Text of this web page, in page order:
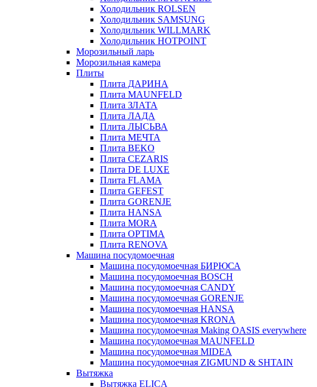
Холодильник ROLSEN
Холодильник SAMSUNG
Холодильник WILLMARK
Холодильник HOTPOINT
Морозильный ларь
Морозильная камера
Плиты
Плита ДАРИНА
Плита MAUNFELD
Плита ЗЛАТА
Плита ЛАДА
Плита ЛЫСЬВА
Плита МЕЧТА
Плита BEKO
Плита CEZARIS
Плита DE LUXE
Плита FLAMA
Плита GEFEST
Плита GORENJE
Плита HANSA
Плита MORA
Плита OPTIMA
Плита RENOVA
Машина посудомоечная
Машина посудомоечная БИРЮСА
Машина посудомоечная BOSCH
Машина посудомоечная CANDY
Машина посудомоечная GORENJE
Машина посудомоечная HANSA
Машина посудомоечная KRONA
Машина посудомоечная Making OASIS everywhere
Машина посудомоечная MAUNFELD
Машина посудомоечная MIDEA
Машина посудомоечная ZIGMUND & SHTAIN
Вытяжка
Вытяжка ELICA